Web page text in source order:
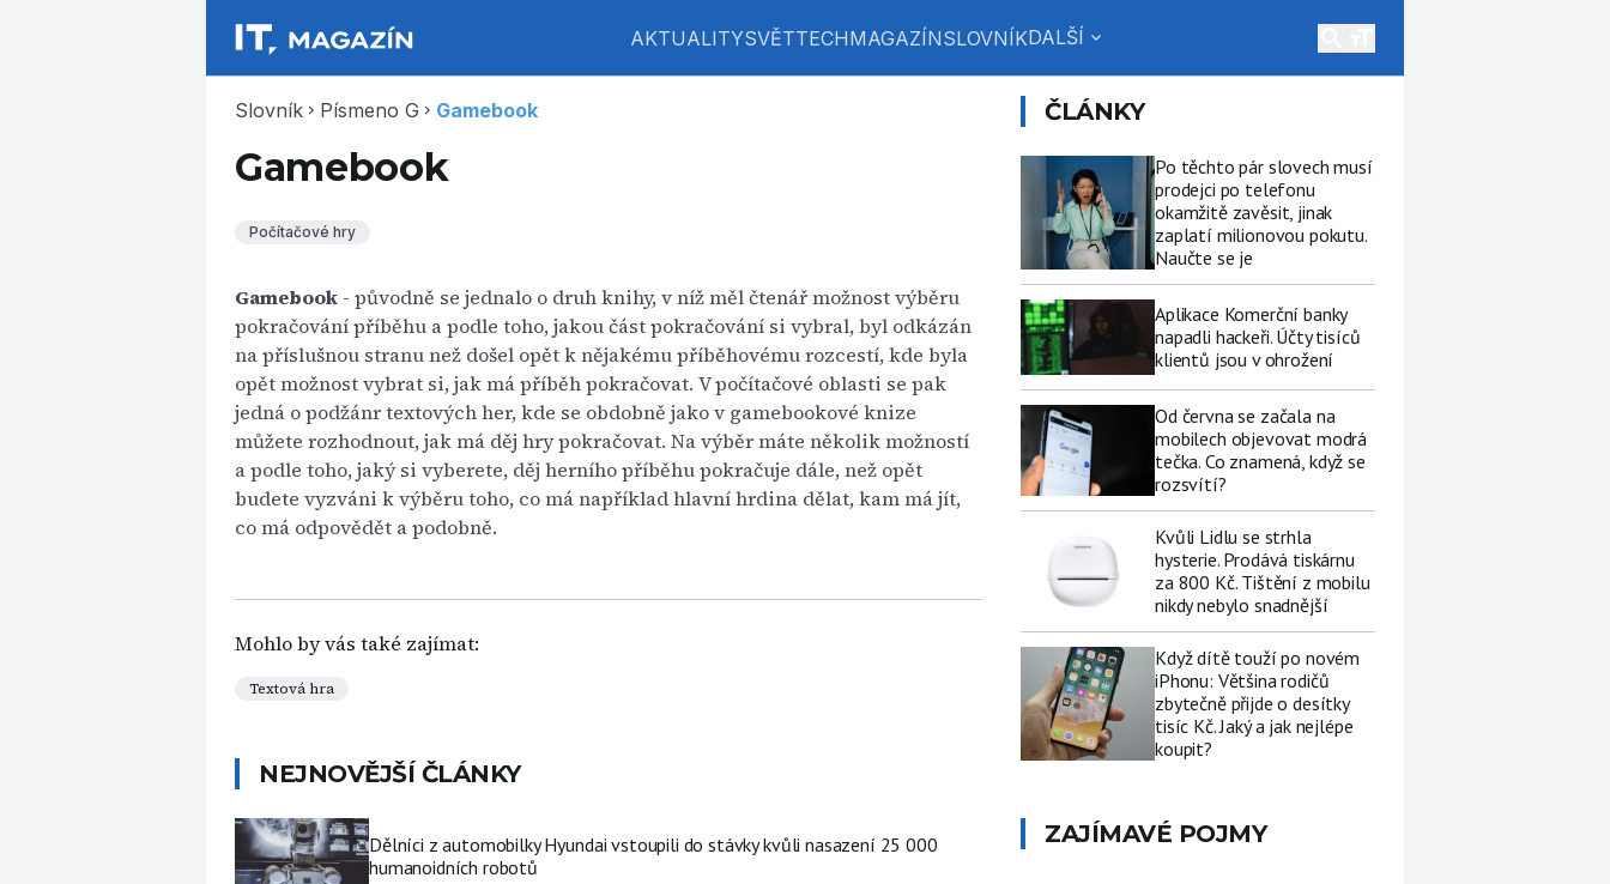
AKTUALITYSVĚTTECHMAGAZÍNSLOVNÍKDALŠÍ expand_more
Slovník chevron_right Písmeno G chevron_right Gamebook
Gamebook
Počítačové hry
Gamebook - původně se jednalo o druh knihy, v níž měl čtenář možnost výběru
pokračování příběhu a podle toho, jakou část pokračování si vybral, byl odkázán
na příslušnou stranu než došel opět k nějakému příběhovému rozcestí, kde byla
opět možnost vybrat si, jak má příběh pokračovat. V počítačové oblasti se pak
jedná o podžánr textových her, kde se obdobně jako v gamebookové knize
můžete rozhodnout, jak má děj hry pokračovat. Na výběr máte několik možností
a podle toho, jaký si vyberete, děj herního příběhu pokračuje dále, než opět
budete vyzváni k výběru toho, co má například hlavní hrdina dělat, kam má jít,
co má odpovědět a podobně.
Mohlo by vás také zajímat:
Textová hra
NEJNOVĚJŠÍ ČLÁNKY
Dělníci z automobilky Hyundai vstoupili do stávky kvůli nasazení 25 000
humanoidních robotů
ČLÁNKY
Po těchto pár slovech musí
prodejci po telefonu
okamžitě zavěsit, jinak
zaplatí milionovou pokutu.
Naučte se je
Aplikace Komerční banky
napadli hackeři. Účty tisíců
klientů jsou v ohrožení
Od června se začala na
mobilech objevovat modrá
tečka. Co znamená, když se
rozsvítí?
Kvůli Lidlu se strhla
hysterie. Prodává tiskárnu
za 800 Kč. Tištění z mobilu
nikdy nebylo snadnější
Když dítě touží po novém
iPhonu: Většina rodičů
zbytečně přijde o desítky
tisíc Kč. Jaký a jak nejlépe
koupit?
ZAJÍMAVÉ POJMY